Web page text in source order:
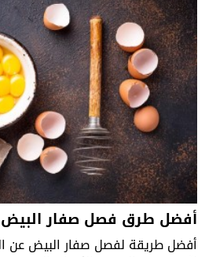
أفضل طرق فصل صفار البيض
أفضل طريقة لفصل صفار البيض